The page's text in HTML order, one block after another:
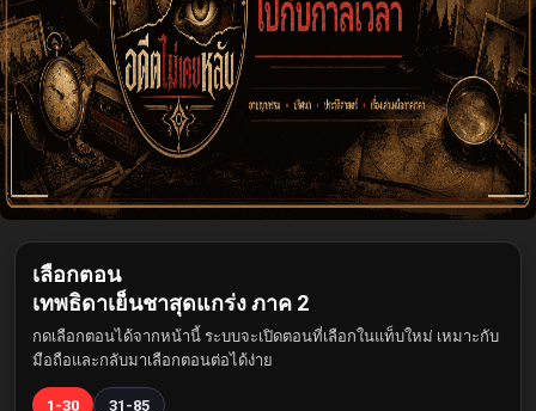
เลือกตอน
เทพธิดาเย็นชาสุดแกร่ง ภาค 2
กดเลือกตอนได้จากหน้านี้ ระบบจะเปิดตอนที่เลือกในแท็บใหม่ เหมาะกับ
มือถือและกลับมาเลือกตอนต่อได้ง่าย
1-30 31-85